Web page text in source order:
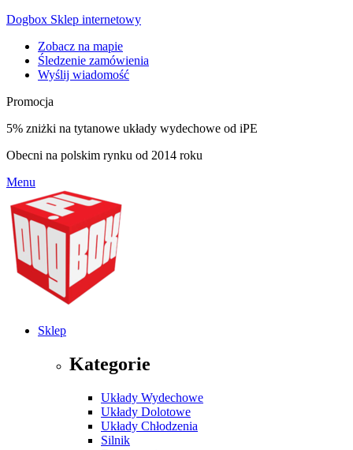
Dogbox Sklep internetowy
Zobacz na mapie
Śledzenie zamówienia
Wyślij wiadomość
Promocja
5% zniżki na tytanowe układy wydechowe od iPE
Obecni na polskim rynku od 2014 roku
Menu
Sklep
Kategorie
Układy Wydechowe
Układy Dolotowe
Układy Chłodzenia
Silnik